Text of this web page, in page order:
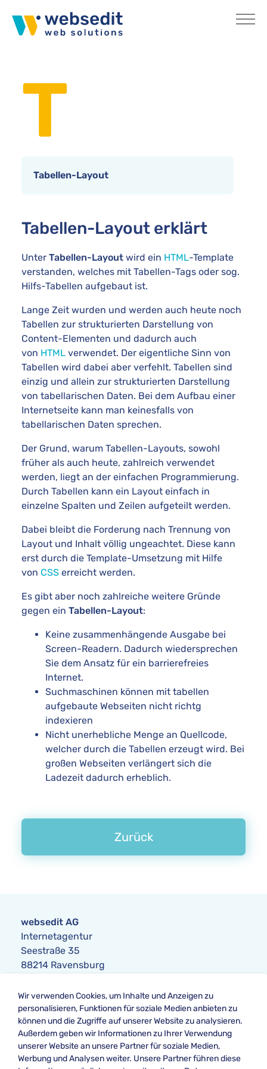
Home Internetlexikon
T
Tabellen-Layout
Tabellen-Layout erklärt
Unter Tabellen-Layout wird ein HTML-Template
verstanden, welches mit Tabellen-Tags oder sog.
Hilfs-Tabellen aufgebaut ist.
Lange Zeit wurden und werden auch heute noch
Tabellen zur strukturierten Darstellung von
Content-Elementen und dadurch auch
von HTML verwendet. Der eigentliche Sinn von
Tabellen wird dabei aber verfehlt. Tabellen sind
einzig und allein zur strukturierten Darstellung
von tabellarischen Daten. Bei dem Aufbau einer
Internetseite kann man keinesfalls von
tabellarischen Daten sprechen.
Der Grund, warum Tabellen-Layouts, sowohl
früher als auch heute, zahlreich verwendet
werden, liegt an der einfachen Programmierung.
Durch Tabellen kann ein Layout einfach in
einzelne Spalten und Zeilen aufgeteilt werden.
Dabei bleibt die Forderung nach Trennung von
Layout und Inhalt völlig ungeachtet. Diese kann
erst durch die Template-Umsetzung mit Hilfe
von CSS erreicht werden.
Es gibt aber noch zahlreiche weitere Gründe
gegen ein Tabellen-Layout:
Keine zusammenhängende Ausgabe bei
Screen-Readern. Dadurch wiedersprechen
Sie dem Ansatz für ein barrierefreies
Internet.
Suchmaschinen können mit tabellen
aufgebaute Webseiten nicht richtg
indexieren
Nicht unerhebliche Menge an Quellcode,
welcher durch die Tabellen erzeugt wird. Bei
großen Webseiten verlängert sich die
Ladezeit dadurch erheblich.
Zurück
websedit AG
Internetagentur
Seestraße 35
88214 Ravensburg
Telefon:+49 751 354104-0
Telefax: +49 751 354104-42
E-Mail:anfrage@websedit.de
Wir verwenden Cookies, um Inhalte und Anzeigen zu
personalisieren, Funktionen für soziale Medien anbieten zu
können und die Zugriffe auf unserer Website zu analysieren.
Außerdem geben wir Informationen zu Ihrer Verwendung
unserer Website an unsere Partner für soziale Medien,
Werbung und Analysen weiter. Unsere Partner führen diese